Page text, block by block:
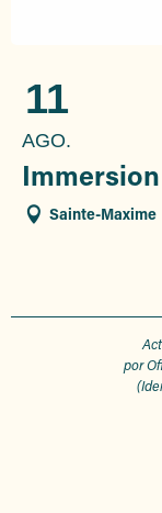
11
AGO.
Sainte-Maxime
por